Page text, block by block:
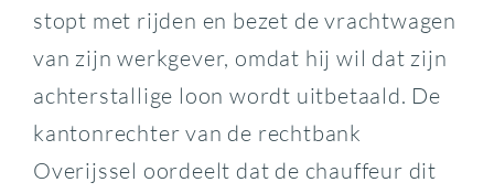
stopt met rijden en bezet de vrachtwagen
van zijn werkgever, omdat hij wil dat zijn
achterstallige loon wordt uitbetaald. De
kantonrechter van de rechtbank
Overijssel oordeelt dat de chauffeur dit